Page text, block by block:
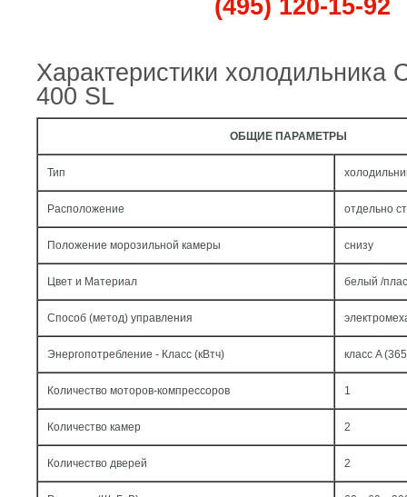
(495) 120-15-92
Характеристики холодильника
400 SL
ОБЩИЕ ПАРАМЕТРЫ
Тип
Расположение отдельно
Положение морозильной камеры снизу
Цвет и Материал белый /
Способ (метод) управления
Энергопотребление - Класс (кВтч) класс A
Количество моторов-компрессоров 1
Количество камер 2
Количество дверей 2